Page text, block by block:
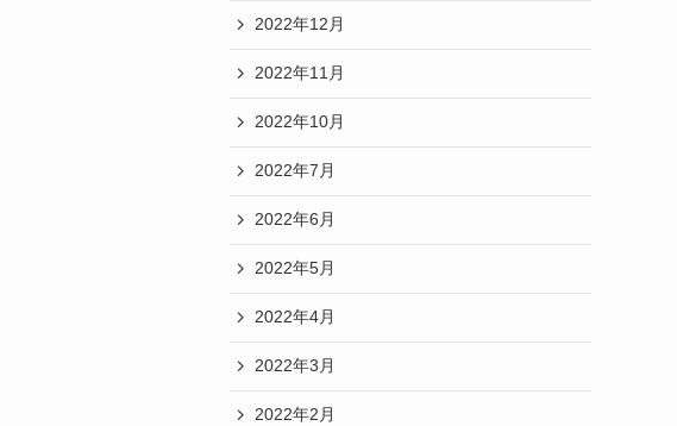
2022年12月
2022年11月
2022年10月
2022年7月
2022年6月
2022年5月
2022年4月
2022年3月
2022年2月